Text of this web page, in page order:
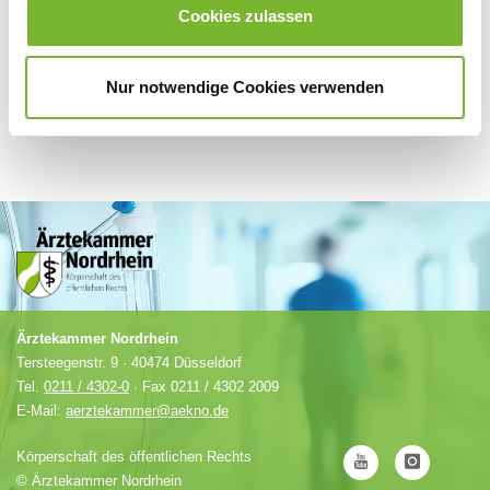
Cookies zulassen
Nur notwendige Cookies verwenden
Ärztekammer Nordrhein
Tersteegenstr. 9 · 40474 Düsseldorf
Tel. 0211 / 4302-0 · Fax 0211 / 4302 2009
E-Mail: aerztekammer@aekno.de
Körperschaft des öffentlichen Rechts
© Ärztekammer Nordrhein